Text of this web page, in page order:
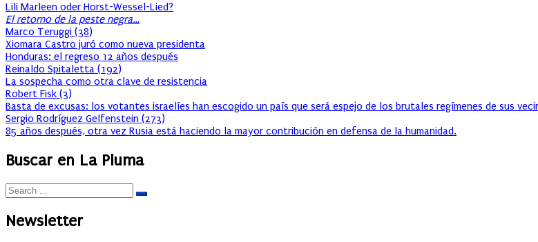
Lili Marleen oder Horst-Wessel-Lied?
El retorno de la peste negra…
Marco Teruggi (38)
Xiomara Castro juró como nueva presidenta
Honduras: el regreso 12 años después
Reinaldo Spitaletta (192)
La sospecha como otra clave de resistencia
Robert Fisk (3)
Basta de excusas: los votantes israelíes han escogido un país que será espejo de los brutales regímenes de sus
Sergio Rodríguez Gelfenstein (273)
85 años después, otra vez Rusia está haciendo la mayor contribución en defensa de la humanidad.
Buscar en La Pluma
Newsletter